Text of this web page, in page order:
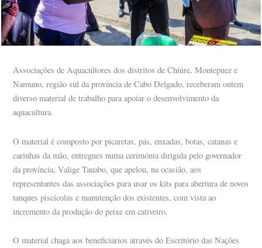
Associações de Aquacultores dos distritos de Chiúre, Montepuez e
Namuno, região sul da província de Cabo Delgado, receberam ontem
diverso material de trabalho para apoiar o desenvolvimento da
aquacultura.
O material é composto por picaretas, pás, enxadas, botas, catanas e
carinhas da mão, entregues numa cerimónia dirigida pelo governador
da província, Valige Tauabo, que apelou, na ocasião, aos
representantes das associações para usar os kits para abertura de novos
tanques piscícolas e manutenção dos existentes, com vista ao
incremento da produção do peixe em cativeiro.
O material chaga aos beneficiários através do Escritório das Nações